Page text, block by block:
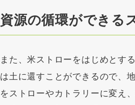
資源の循環ができる
また、米ストローをはじめとす
は土に還すことができるので、
をストローやカトラリーに変え